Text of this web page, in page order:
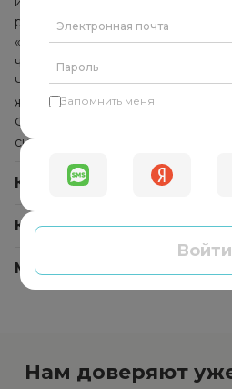
решить конкретную проблему.
«правильное» решение и не
человеку найти собственные
Человек начинает
желаниям и находит в себе
Формируется способность
ситуациями самостоятельно.
Как часто нужно
Как оплатить сессию со
Меня не устроил
Нам доверяют
Запомнить меня
Войти